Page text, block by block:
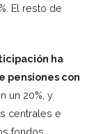
El resto de
ha
pensiones con
un 20%, y
centrales e
fondos